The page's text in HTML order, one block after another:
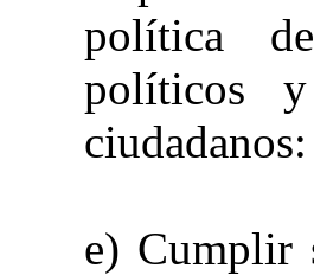
política
políticos
ciudadanos:
e) Cumplir